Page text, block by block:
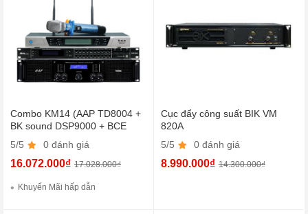
Combo KM14 (AAP TD8004 +
BK sound DSP9000 + BCE
UGX12 Luxury)
5/5 0 đánh giá
16.072.000₫ 17.028.000₫
Khuyến Mãi hấp dẫn
Cục đẩy công suất BIK VM
820A
5/5
0 đánh giá
8.990.000₫ 14.300.000₫